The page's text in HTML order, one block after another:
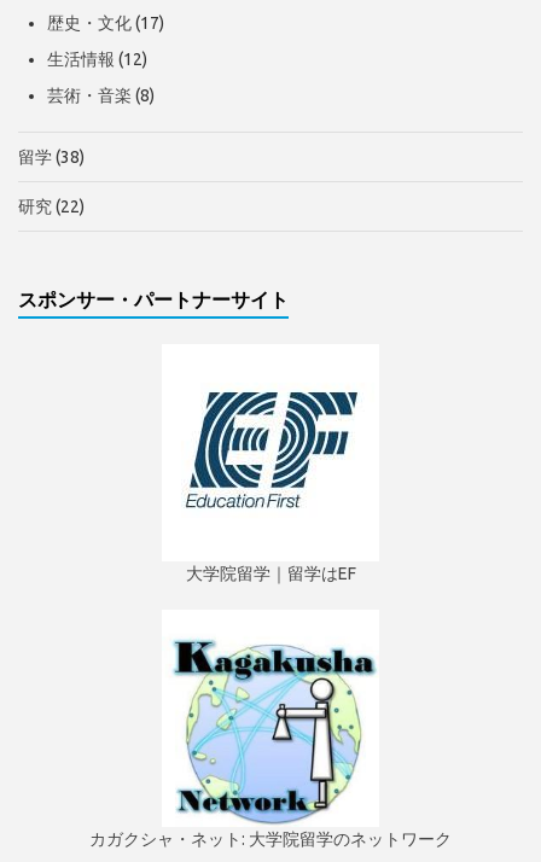
歴史・文化(17)
生活情報 (12)
芸術・音楽 (8)
留学(38)
研究(22)
スポンサー・パートナーサイト
大学院留学｜留学はEF
カガクシャ・ネット: 大学院留学のネットワーク